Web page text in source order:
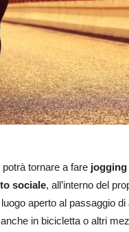
tornare a fare jogging
sociale, all’interno del
aperto al passaggio di
in bicicletta o altri